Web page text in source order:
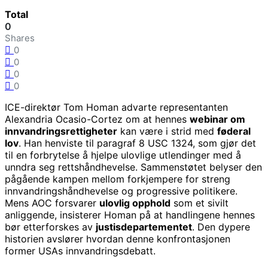
Total
0
Shares
0
0
0
0
ICE-direktør Tom Homan advarte representanten
Alexandria Ocasio-Cortez om at hennes webinar om
innvandringsrettigheter kan være i strid med føderal
lov. Han henviste til paragraf 8 USC 1324, som gjør det
til en forbrytelse å hjelpe ulovlige utlendinger med å
unndra seg rettshåndhevelse. Sammenstøtet belyser den
pågående kampen mellom forkjempere for streng
innvandringshåndhevelse og progressive politikere.
Mens AOC forsvarer ulovlig opphold som et sivilt
anliggende, insisterer Homan på at handlingene hennes
bør etterforskes av justisdepartementet. Den dypere
historien avslører hvordan denne konfrontasjonen
former USAs innvandringsdebatt.